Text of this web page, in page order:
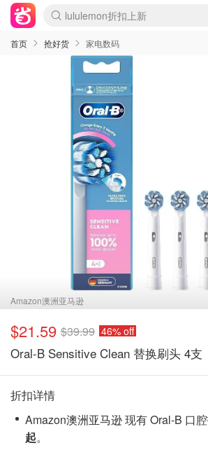
lululemon折扣上新
Sasa美妆护肤3.5折
SSENSE年中3折
FreshBeauty好价汇总
Cettire降价+叠9折
WWS Coles超市实拍
viagogo二手票捡漏
Myer超级周末1折
The Outnet奢牌1折起
David Jones 3折起
Flannels大牌1折
Perfumes Club护肤1折
AMIRO返校季6.2折
Amazon折扣汇总
eToro入金$200送$50
Amazon数码好物
ICONIC本周7.5折
ThedoubleF高奢地板价
Moose Knuckles 6折
丝芙兰5折起
EUFY官网3.7折起
Selenichast首饰2折
Trip机票酒店促销
YSL送5件彩妆礼
Amazon家居好物
Amazon美妆护肤
雅漾大喷$8
过敏原检测盒$33
伊索独家赠50ml沐浴露
科颜氏清仓3折
SEALIFE海洋馆门票6折
丝塔芙大白罐$16
订阅Newsletter送香薰
Cult Beauty 6.8折
Harrods圣诞日历2.3折
LN-CC奢牌私促3折
d'Alba空姐喷雾$16
EVE LOM套装逆天2折
Bernardelli独家4折
Adore Beauty 6折起
CT圣诞日历
Mytheresa奢品2.7折
Luxury Escapes 9折
Currentbody美容仪9折
MOON Garden Live
Roborock扫地机3.7折
Tingo Life水杯$24
Valentino官网5折
CR洗发护发6.3折
修丽可套装7.4折
Myer彩妆2件7折
GANNI官网4.5折
Stylevana韩妆4折
Tessabit高奢8.5折
OGX洗护4折
Amazon阿德莱德次日达
卡诗8.5折+赠礼
Philips Hue灯具8折
首页 抢好货 家电数码
Amazon澳洲亚马逊
$21.59 $39.99 46% off
Oral-B Sensitive Clean 替换刷头 4支
折扣详情
Amazon澳洲亚马逊 现有 Oral-B 口
起。